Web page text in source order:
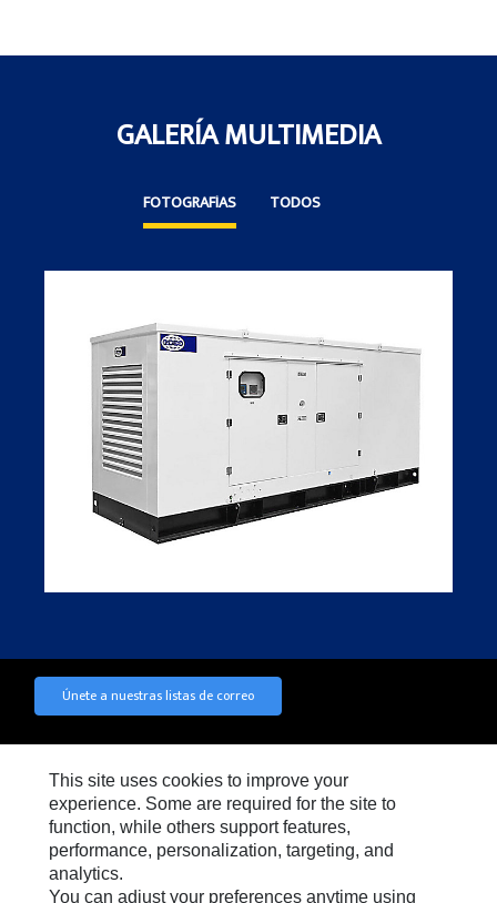
GALERÍA MULTIMEDIA
FOTOGRAFÍAS TODOS
Únete a nuestras listas de correo
warning
Redes Sociales
Las Cookies Son Obligatorias
Para habilitar esta función, deberá
aceptar el uso de las cookies de
segmentación, funcionales y de
rendimiento.
Configuración de
cookies
This site uses cookies to improve your
experience. Some are required for the site to
function, while others support features,
performance, personalization, targeting, and
analytics.
You can adjust your preferences anytime using